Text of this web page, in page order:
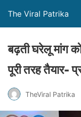
The Viral Patrika
बढ़ती घरेलू मांग
पूरी तरह तैयार-
TheViral Patrika